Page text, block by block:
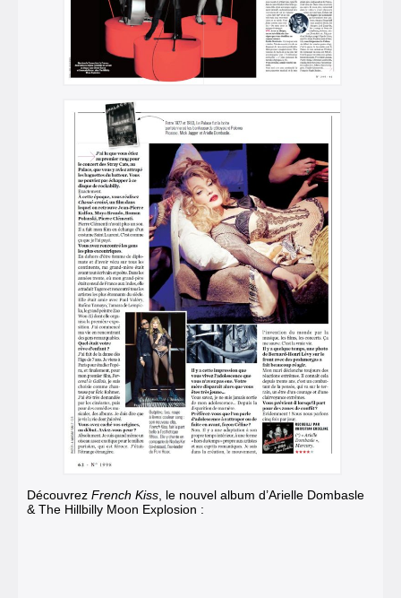
Découvrez French Kiss , le nouvel album d’Arielle Dombasle
& The Hillbilly Moon Explosion :